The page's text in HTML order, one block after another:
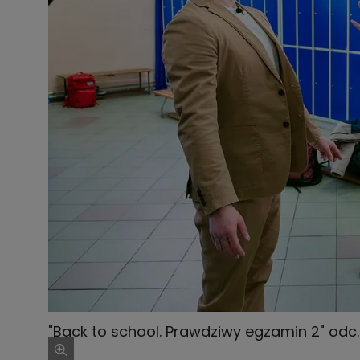
"Back to school. Prawdziwy egzamin 2" odc.